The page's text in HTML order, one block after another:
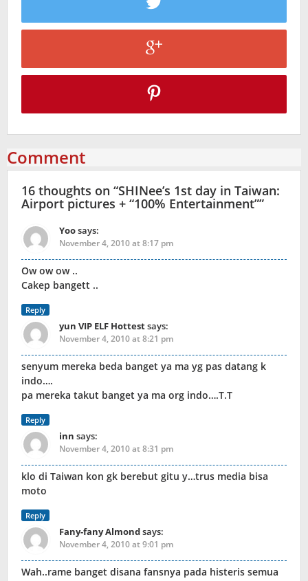
Comment
16 thoughts on “SHINee’s 1st day in Taiwan:
Airport pictures + “100% Entertainment””
Yoosays:
November 4, 2010 at 8:17 pm
Ow ow ow ..
Cakep bangett ..
Reply
yun VIP ELF Hottestsays:
November 4, 2010 at 8:21 pm
senyum mereka beda banget ya ma yg pas datang k
indo….
pa mereka takut banget ya ma org indo….T.T
Reply
inn says:
November 4, 2010 at 8:31 pm
klo di Taiwan kon gk berebut gitu y…trus media bisa
moto
Reply
Fany-fany Almondsays:
November 4, 2010 at 9:01 pm
Wah..rame banget disana fansnya pada histeris semua